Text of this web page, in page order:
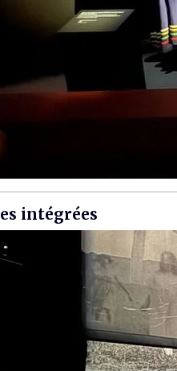
intégrées